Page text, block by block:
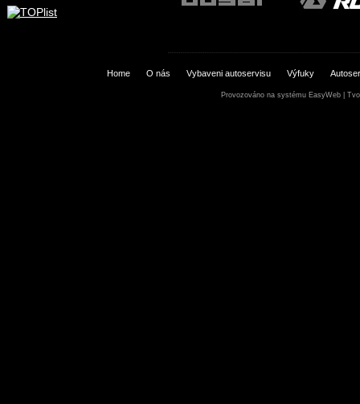
Home O nás Vybaveni autoservisu Výfuky
Provozováno na systému EasyWeb|